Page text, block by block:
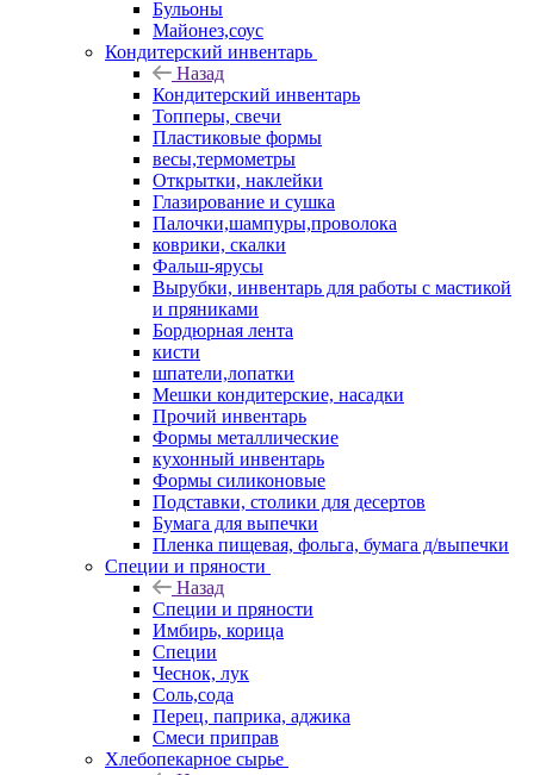
Бульоны
Майонез,соус
Кондитерский инвентарь
Назад
Кондитерский инвентарь
Топперы, свечи
Пластиковые формы
весы,термометры
Открытки, наклейки
Глазирование и сушка
Палочки,шампуры,проволока
коврики, скалки
Фальш-ярусы
Вырубки, инвентарь для работы с мастикой
и пряниками
Бордюрная лента
кисти
шпатели,лопатки
Мешки кондитерские, насадки
Прочий инвентарь
Формы металлические
кухонный инвентарь
Формы силиконовые
Подставки, столики для десертов
Бумага для выпечки
Пленка пищевая, фольга, бумага д/выпечки
Специи и пряности
Назад
Специи и пряности
Имбирь, корица
Специи
Чеснок, лук
Соль,сода
Перец, паприка, аджика
Смеси приправ
Хлебопекарное сырье